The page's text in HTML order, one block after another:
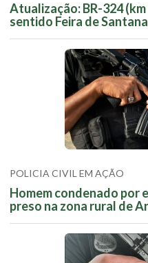
Atualização: BR-324
sentido Feira de Santana
POLICIA CIVIL EM AÇÃO
Homem condenado por
preso na zona rural de